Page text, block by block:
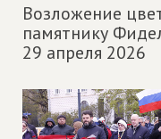
Возложение
памятнику
29 апреля 2026